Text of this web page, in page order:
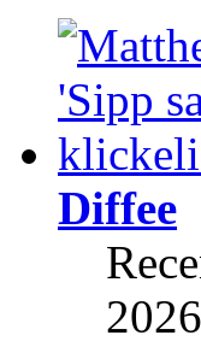
Diffee